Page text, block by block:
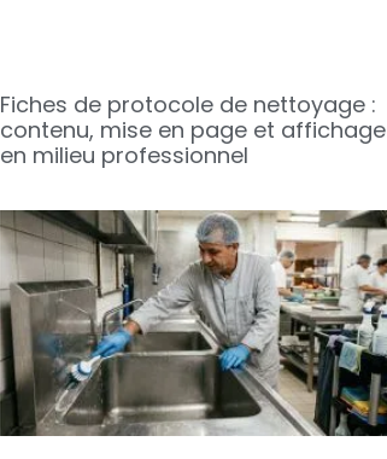
Fiches de protocole de nettoyage :
contenu, mise en page et affichage
en milieu professionnel